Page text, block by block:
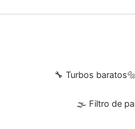
🔧 Turbos baratos
🌫 Filtro de